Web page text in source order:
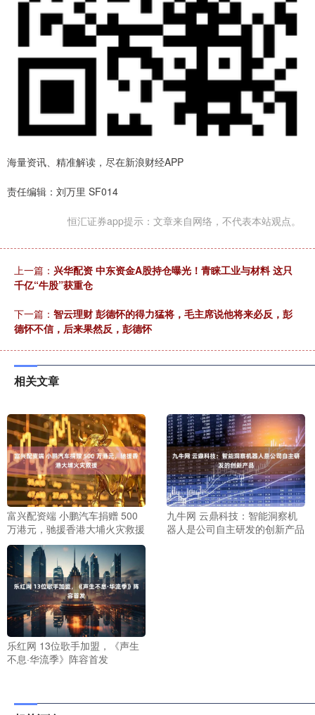
海量资讯、精准解读，尽在新浪财经APP
责任编辑：刘万里 SF014
恒汇证券app提示：文章来自网络，不代表本站观点。
上一篇： 兴华配资 中东资金A股持仓曝光！青睐工业与材料 这只
千亿“牛股”获重仓
下一篇： 智云理财 彭德怀的得力猛将，毛主席说他将来必反，彭
德怀不信，后来果然反，彭德怀
相关文章
富兴配资端 小鹏汽车捐赠 500
万港元，驰援香港大埔火灾救援
九牛网 云鼎科技：智能洞察机
器人是公司自主研发的创新产品
乐红网 13位歌手加盟，《声生
不息·华流季》阵容首发